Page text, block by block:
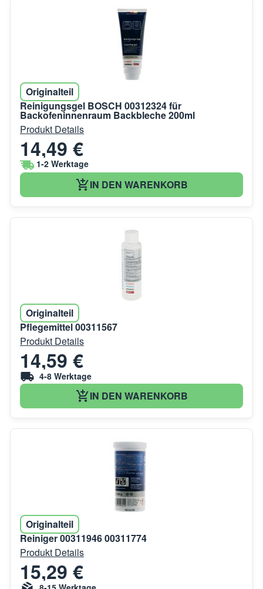
Originalteil
Reinigungsgel BOSCH 00312324 für
Backofeninnenraum Backbleche 200ml
Produkt Details
14,49 €
1-2 Werktage
IN DEN WARENKORB
Originalteil
Pflegemittel 00311567
Produkt Details
14,59 €
4-8 Werktage
IN DEN WARENKORB
Originalteil
Reiniger 00311946 00311774
Produkt Details
15,29 €